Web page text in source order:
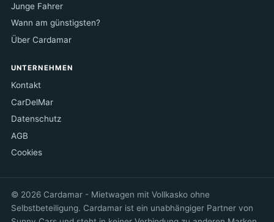
Junge Fahrer
Wann am günstigsten?
Über Cardamar
UNTERNEHMEN
Kontakt
CarDelMar
Datenschutz
AGB
Cookies
© 2026 Cardamar - Mietwagen mit Vollkasko ohne
Selbstbeteiligung. Cardamar ist ein unabhängiger Partner von